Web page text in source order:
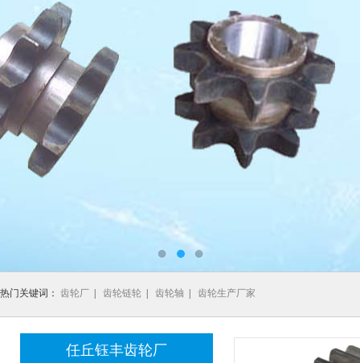
热门关键词： 齿轮厂 齿轮链轮 齿轮轴 齿轮生产厂家
任丘钰丰齿轮厂